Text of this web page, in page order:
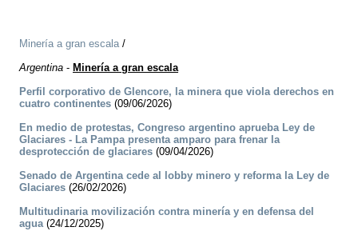
Minería a gran escala/
Argentina - Minería a gran escala
Perfil corporativo de Glencore, la minera que viola derechos en
cuatro continentes (09/06/2026)
En medio de protestas, Congreso argentino aprueba Ley de
Glaciares - La Pampa presenta amparo para frenar la
desprotección de glaciares (09/04/2026)
Senado de Argentina cede al lobby minero y reforma la Ley de
Glaciares (26/02/2026)
Multitudinaria movilización contra minería y en defensa del
agua(24/12/2025)